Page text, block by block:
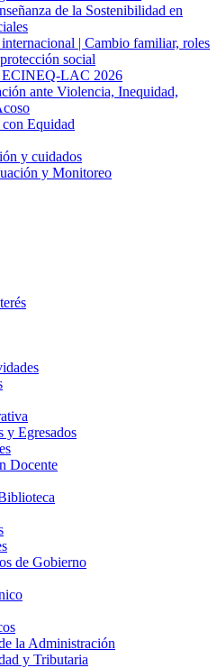
de la Sostenibilidad en
| Cambio familiar, roles
social
ECINEQ-LAC 2026
ante Violencia, Inequidad,
Equidad
y cuidados
y Monitoreo
y Egresados
Docente
de Gobierno
la Administración
y Tributaria